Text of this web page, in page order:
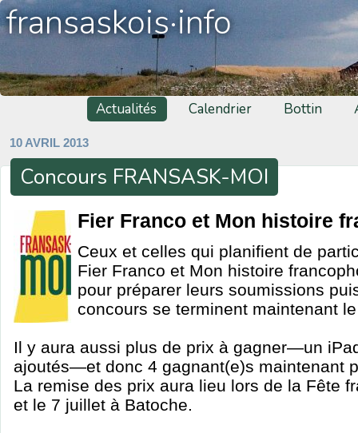
fransaskois·info
Actualités Calendrier Bottin
10 AVRIL 2013
Concours FRANSASK-MOI
Fier Franco et Mon histoire
Ceux et celles qui planifient de
Fier Franco et Mon histoire
pour préparer leurs soumissions
concours se terminent maintenant
Il y aura aussi plus de prix à gagner—un
ajoutés—et donc 4 gagnant(e)s maintenant
La remise des prix aura lieu lors de la Fête
et le 7 juillet à Batoche.